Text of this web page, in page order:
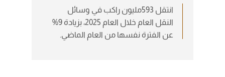
انتقل 593مليون راكب في وسائل
النقل العام خلال العام 2025، بزيادة 9%
عن الفترة نفسها من العام الماضي.